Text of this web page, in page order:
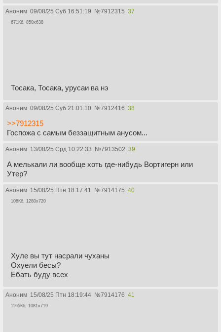
Аноним 09/08/25 Суб 16:51:19 №7912315 37
671Кб, 850x638
Тосака, Тосака, урусаи ва нэ
Аноним 09/08/25 Суб 21:01:10 №7912416 38
>>7912315
Госпожа с самым беззащитным анусом...
Аноним 13/08/25 Срд 10:22:33 №7913502 39
А мелькали ли вообще хоть где-нибудь Вортигерн или
Утер?
Аноним 15/08/25 Птн 18:17:41 №7914175 40
108Кб, 1280x720
Хуле вы тут насрали чуханы
Охуели бесы?
Ебать буду всех
Аноним 15/08/25 Птн 18:19:44 №7914176 41
1165Кб, 1081x719